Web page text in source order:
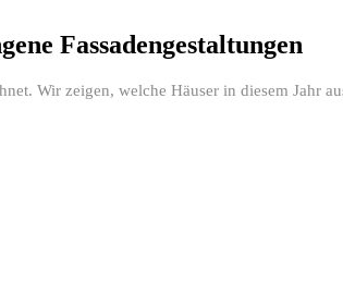
Fassadengestaltungen
Wir zeigen, welche Häuser in diesem Jahr